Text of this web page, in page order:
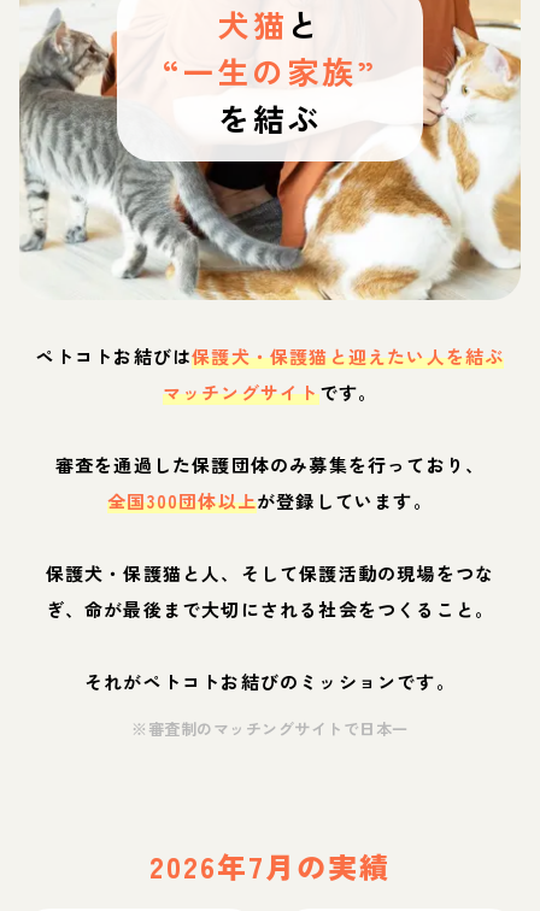
犬猫 と
“一生の家族”
を結ぶ
ペトコトお結びは保護犬・保護猫と迎えたい人を結ぶ
マッチングサイトです。
審査を通過した保護団体のみ募集を行っており、
全国300団体以上が登録しています。
保護犬・保護猫と人、そして保護活動の現場をつな
ぎ、命が最後まで大切にされる社会をつくること。
それがペトコトお結びのミッションです。
※審査制のマッチングサイトで日本一
2026年7月の実績